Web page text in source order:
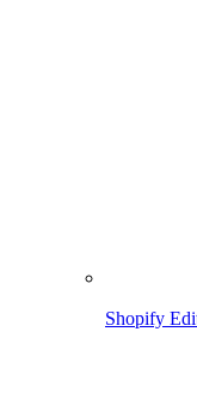
Shopify